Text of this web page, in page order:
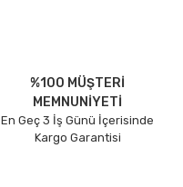
%100 MÜŞTERİ
MEMNUNİYETİ
En Geç 3 İş Günü İçerisinde
Kargo Garantisi